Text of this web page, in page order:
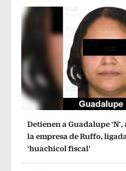
Detienen a Guadalupe
la empresa de Ruffo,
‘huachicol fiscal’